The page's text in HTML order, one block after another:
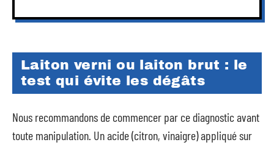
Laiton verni ou laiton brut : le
test qui évite les dégâts
Nous recommandons de commencer par ce diagnostic avant
toute manipulation. Un acide (citron, vinaigre) appliqué sur